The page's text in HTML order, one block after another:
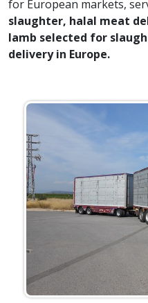
for European markets,
slaughter, halal meat
lamb selected for
delivery in Europe.